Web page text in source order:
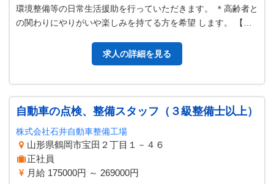
環境整備等の日常生活援助を行っていただきます。 ＊高齢者と
の関わりにやりがいや楽しみを持てる方を希望 します。 【変
求人の詳細を見る
自動車の点検、整備スタッフ（３級整備士以上）
株式会社石井自動車整備工場
山形県鶴岡市宝田２丁目１－４６
正社員
月給 175000円 ～ 269000円